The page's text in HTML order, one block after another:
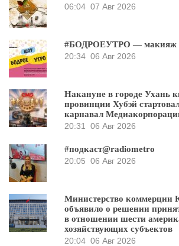
06:04 07 Авг 2026
#БОДРОЕУТРО — макияж
20:34 06 Авг 2026
Накануне в городе Ухань
провинции Хубэй
карнавал
20:31
06 Авг 2026
#подкаст@radiometro
20:05 06 Авг 2026
Министерство коммерции
объявило о решении
в отношении шести
хозяйствующих субъектов
20:04 06 Авг 2026